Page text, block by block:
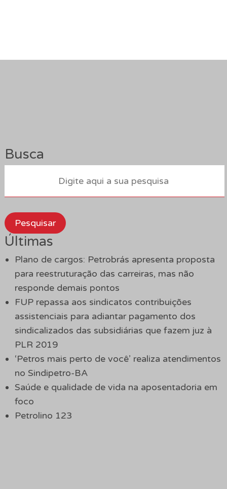
Busca
Pesquisar
Últimas
Plano de cargos: Petrobrás apresenta proposta
para reestruturação das carreiras, mas não
responde demais pontos
FUP repassa aos sindicatos contribuições
assistenciais para adiantar pagamento dos
sindicalizados das subsidiárias que fazem juz à
PLR 2019
‘Petros mais perto de você’ realiza atendimentos
no Sindipetro-BA
Saúde e qualidade de vida na aposentadoria em
foco
Petrolino 123